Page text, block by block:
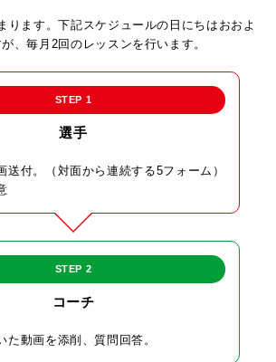
ります。下記スケジュールの日にちはおおよ
、毎月2回のレッスンを行います。
STEP 1
選手
送付。（対面から連続する5フォーム）
STEP 2
コーチ
た動画を添削、質問回答。